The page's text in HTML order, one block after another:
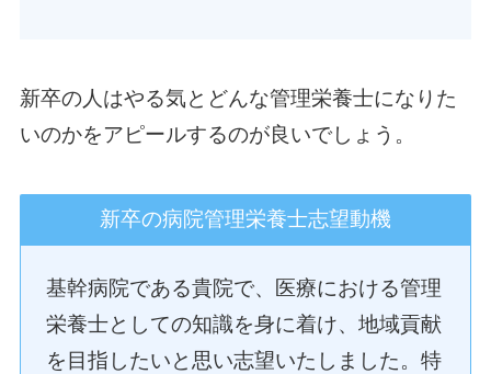
新卒の人はやる気とどんな管理栄養士になりた
いのかをアピールするのが良いでしょう。
新卒の病院管理栄養士志望動機
基幹病院である貴院で、医療における管理
栄養士としての知識を身に着け、地域貢献
を目指したいと思い志望いたしました。特